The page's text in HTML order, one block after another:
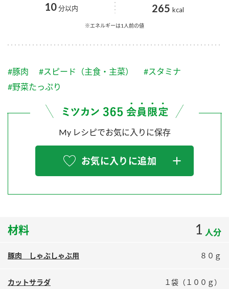
ふりかけ おすしの素
炊き込みご飯の素 米飯用調味液
Fibee
つゆ
納豆のサイト
三ツ判山吹
スペシャルサイト
お酢を知ろう！
すしラボ
納豆の豆知識
ロングセラー商品 ＋ おすすめレシピ
ミツカンの歴史
環境への取り組み
MIM（ミツカンミュージアム）
お客様相談センター
お客様の声をいかしました
販売終了製品のご案内
よくあるご質問
ミツカン公式通販
10分以内 265 kcal
※エネルギーは1人前の値
#豚肉 #スピード（主食・主菜）
#スタミナ
#野菜たっぷり
My レシピでお気に入りに保存
お気に入りに追加
材料 1 人分
豚肉 しゃぶしゃぶ用 ８０ｇ
カットサラダ １袋（１００ｇ）